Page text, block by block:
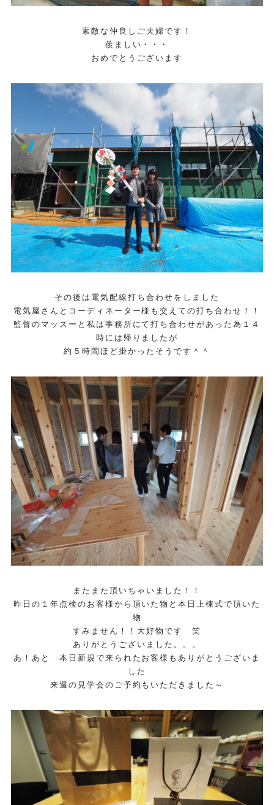
素敵な仲良しご夫婦です！
羨ましい・・・
おめでとうございます
その後は電気配線打ち合わせをしました
電気屋さんとコーディネーター様も交えての打ち合わせ！！
監督のマッスーと私は事務所にて打ち合わせがあった為１４
時には帰りましたが
約５時間ほど掛かったそうです＾＾
またまた頂いちゃいました！！
昨日の１年点検のお客様から頂いた物と本日上棟式で頂いた
物
すみません！！大好物です 笑
ありがとうございました。。。
あ！あと 本日新規で来られたお客様もありがとうございま
した
来週の見学会のご予約もいただきました～